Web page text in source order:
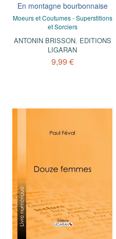
En montagne bourbonnaise
Moeurs et Coutumes - Superstitions
et Sorciers
ANTONIN BRISSON, EDITIONS
LIGARAN
9,99 €